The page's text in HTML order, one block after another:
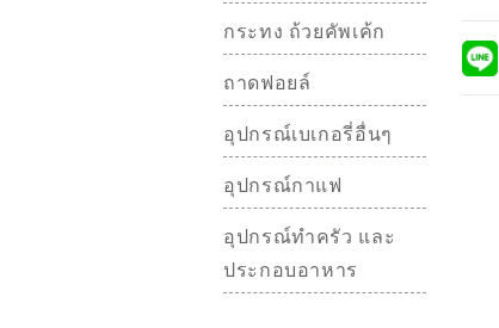
กระทง ถ้วยคัพเค้ก
ถาดฟอยล์
อุปกรณ์เบเกอรี่อื่นๆ
อุปกรณ์กาแฟ
อุปกรณ์ทำครัว และ
ประกอบอาหาร